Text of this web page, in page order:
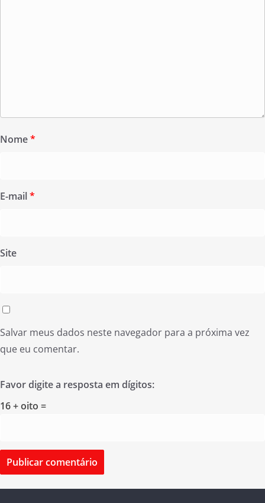
Nome*
E-mail*
Site
Salvar meus dados neste navegador para a próxima vez
que eu comentar.
Favor digite a resposta em dígitos:
16 + oito =